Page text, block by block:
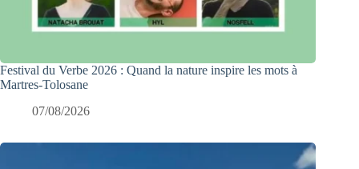
Festival du Verbe 2026 : Quand la nature inspire les mots à
Martres-Tolosane
07/08/2026